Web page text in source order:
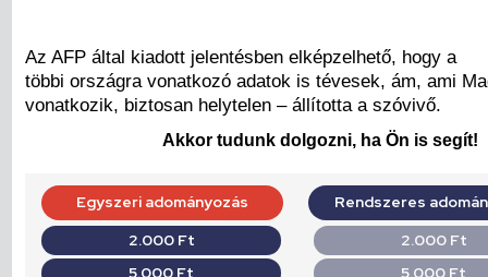
Az AFP által kiadott jelentésben elképzelhető, hogy a
többi országra vonatkozó adatok is tévesek, ám, ami
vonatkozik, biztosan helytelen – állította a szóvivő.
Akkor tudunk dolgozni, ha Ön is segít!